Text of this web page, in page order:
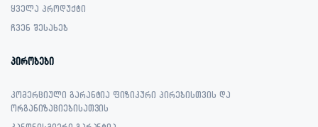
ყველა პროდუქტი
ჩვენ შესახებ
პირობები
კომერციული გარანტია ფიზიკური პირებისთვის და
ორგანიზაციებისათვის